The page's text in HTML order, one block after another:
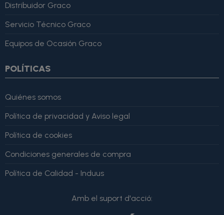
Distribuidor Graco
Servicio Técnico Graco
Equipos de Ocasión Graco
POLÍTICAS
Quiénes somos
Política de privacidad y Aviso legal
Política de cookies
Condiciones generales de compra
Política de Calidad - Induus
Amb el suport d'acció: